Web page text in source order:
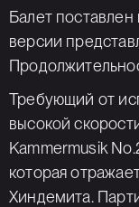
Балет поставлен
версии
Требующий от
высокой
Kammermusik
которая
Хиндемита.